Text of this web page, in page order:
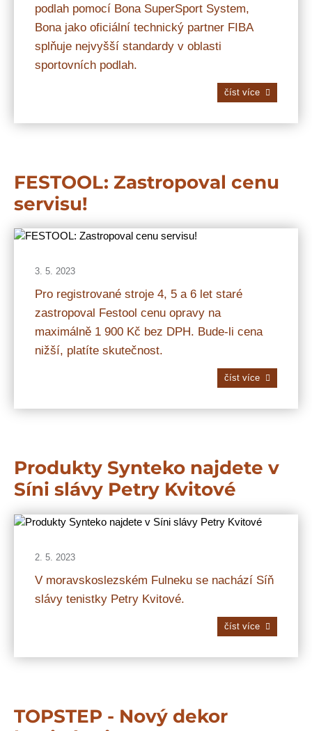
podlah pomocí Bona SuperSport System,
Bona jako oficiální technický partner FIBA
splňuje nejvyšší standardy v oblasti
sportovních podlah.
číst více
FESTOOL: Zastropoval cenu
servisu!
3. 5. 2023
Pro registrované stroje 4, 5 a 6 let staré
zastropoval Festool cenu opravy na
maximálně 1 900 Kč bez DPH. Bude-li cena
nižší, platíte skutečnost.
číst více
Produkty Synteko najdete v
Síni slávy Petry Kvitové
2. 5. 2023
V moravskoslezském Fulneku se nachází Síň
slávy tenistky Petry Kvitové.
číst více
TOPSTEP - Nový dekor